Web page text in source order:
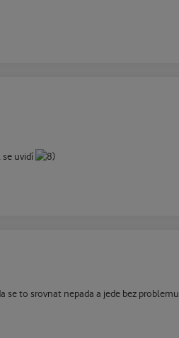
uvidí
to srovnat nepada a jede bez problemu